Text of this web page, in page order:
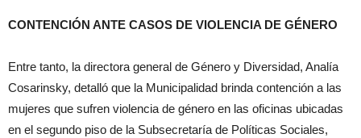
CONTENCIÓN ANTE CASOS DE VIOLENCIA DE GÉNERO
Entre tanto, la directora general de Género y Diversidad, Analía
Cosarinsky, detalló que la Municipalidad brinda contención a las
mujeres que sufren violencia de género en las oficinas ubicadas
en el segundo piso de la Subsecretaría de Políticas Sociales,